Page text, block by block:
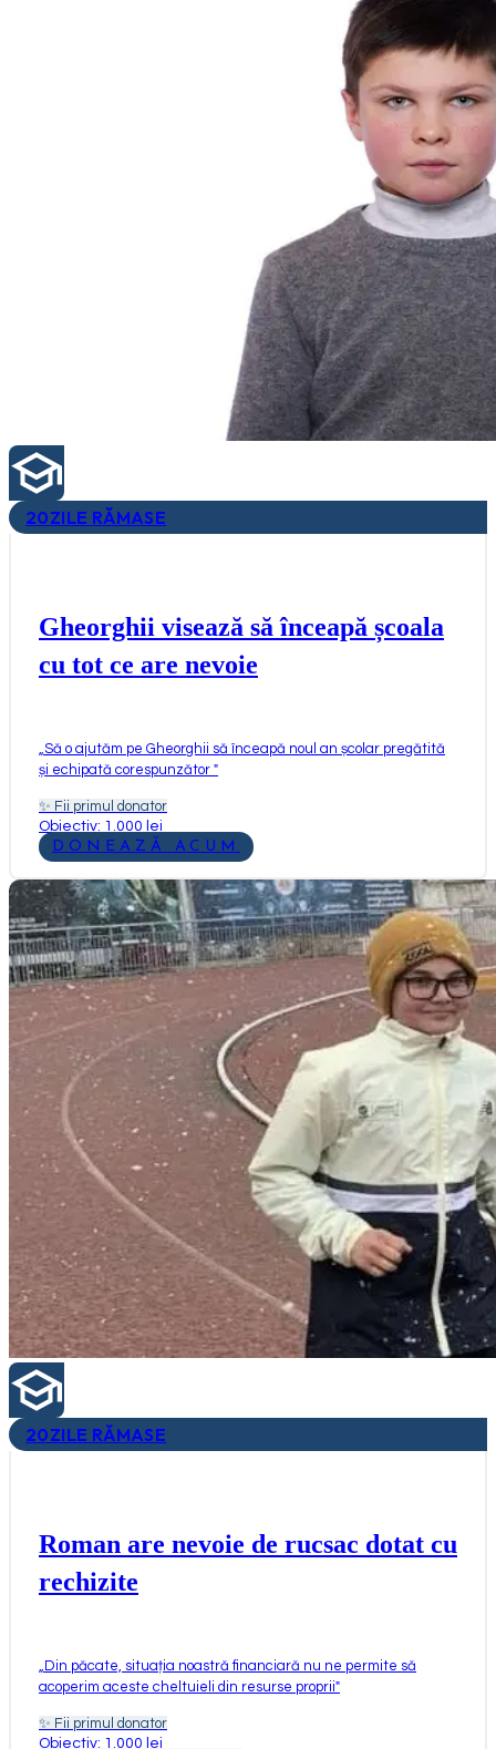
20ZILE RĂMASE
Gheorghii visează să înceapă școala
cu tot ce are nevoie
Să o ajutăm pe Gheorghii să înceapă noul an școlar pregătită
și echipată corespunzător "
✨ Fii primul donator
Obiectiv: 1.000 lei
DONEAZĂ ACUM
20ZILE RĂMASE
Roman are nevoie de rucsac dotat cu
rechizite
Din păcate, situația noastră financiară nu ne permite să
acoperim aceste cheltuieli din resurse proprii"
✨ Fii primul donator
Obiectiv: 1.000 lei